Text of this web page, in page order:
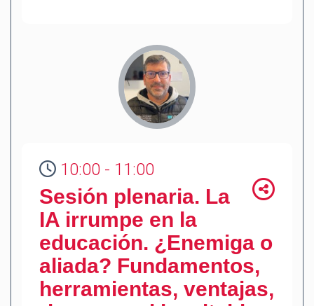
10:00 - 11:00
Sesión plenaria. La
IA irrumpe en la
educación. ¿Enemiga o
aliada? Fundamentos,
herramientas, ventajas,